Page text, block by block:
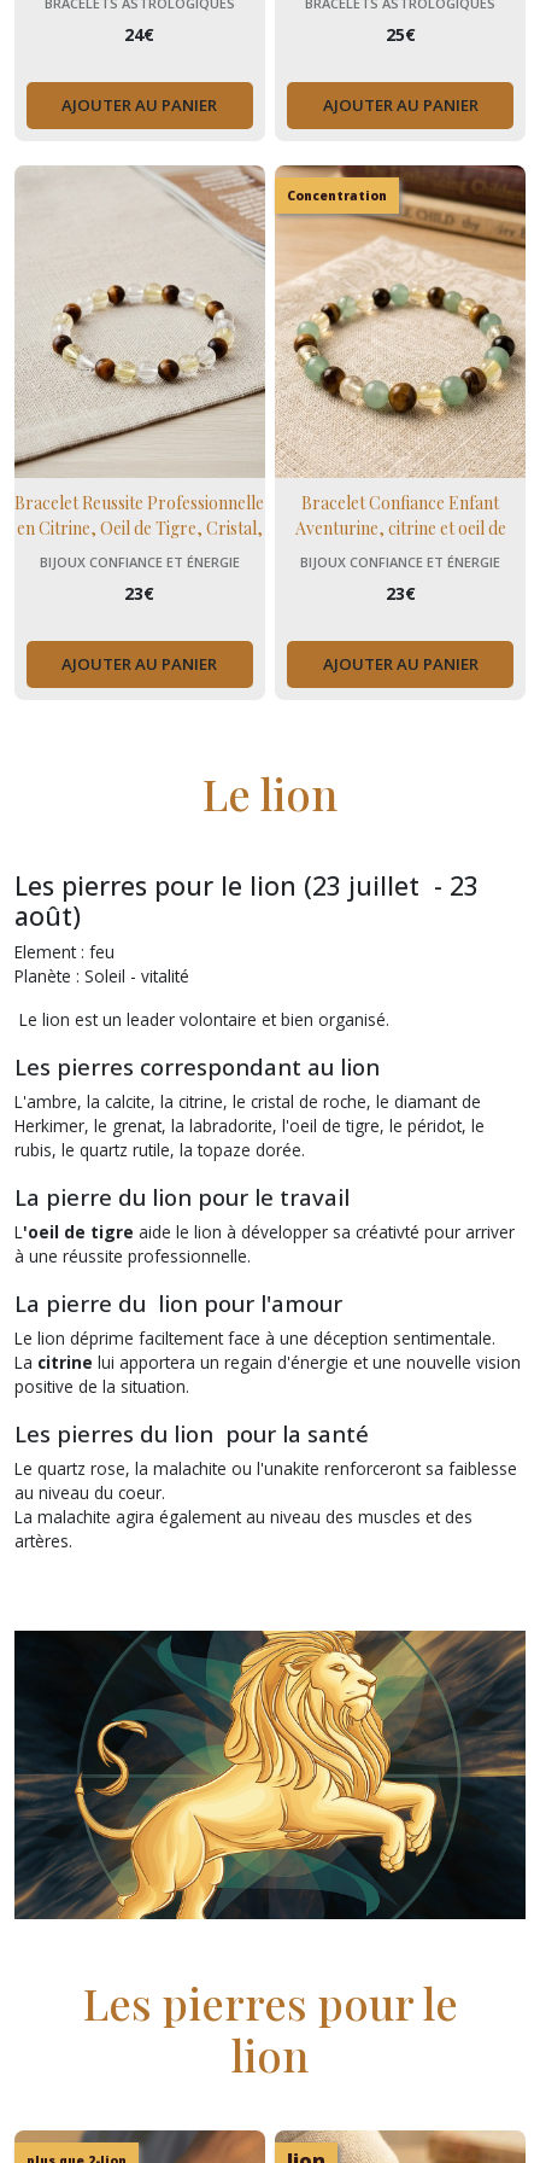
24€
AJOUTER AU PANIER
25€
AJOUTER AU PANIER
Bracelet Reussite Professionnelle
en Citrine, Oeil de Tigre, Cristal,
Bracelet Cadeau Adolescente
BIJOUX CONFIANCE ET ÉNERGIE
23€
AJOUTER AU PANIER
Concentration
Bracelet Confiance Enfant
Aventurine, citrine et oeil de
tigre, pierres naturelles
BIJOUX CONFIANCE ET ÉNERGIE
23€
AJOUTER AU PANIER
Le lion
Les pierres pour le lion (23 juillet - 23
août)
Element : feu
Planète : Soleil - vitalité
Le lion est un leader volontaire et bien organisé.
Les pierres correspondant au lion
L'ambre, la calcite, la citrine, le cristal de roche, le diamant de
Herkimer, le grenat, la labradorite, l'oeil de tigre, le péridot, le
rubis, le quartz rutile, la topaze dorée.
La pierre du lion pour le travail
L'oeil de tigre aide le lion à développer sa créativté pour arriver
à une réussite professionnelle.
La pierre du lion pour l'amour
Le lion déprime faciltement face à une déception sentimentale.
La citrine lui apportera un regain d'énergie et une nouvelle vision
positive de la situation.
Les pierres du lion pour la santé
Le quartz rose, la malachite ou l'unakite renforceront sa faiblesse
au niveau du coeur.
La malachite agira également au niveau des muscles et des
artères.
Les pierres pour le
lion